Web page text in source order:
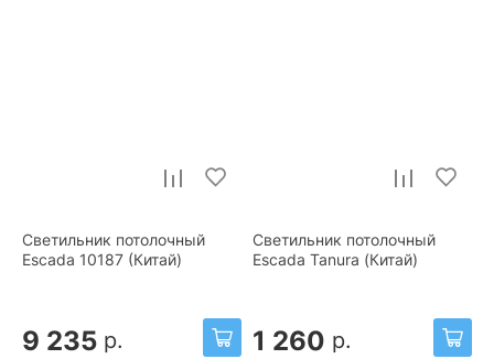
Светильник потолочный
Escada 10187 (Китай)
9 235 р.
Светильник потолочный
Escada Tanura (Китай)
1 260 р.